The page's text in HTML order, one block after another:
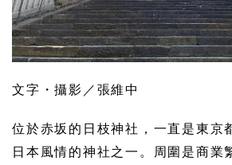
文字・攝影／張維中
位於赤坂的日枝神社，一直是東京
日本風情的神社之一。周圍是商業